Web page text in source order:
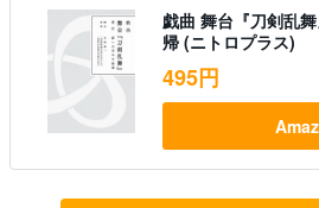
戯曲 舞台『刀剣乱
帰 (ニトロプラス)
495円